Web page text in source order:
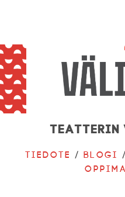
Teatterin
Tiedote /Blogi